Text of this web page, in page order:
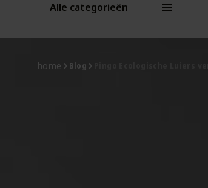
Alle categorieën
home Blog